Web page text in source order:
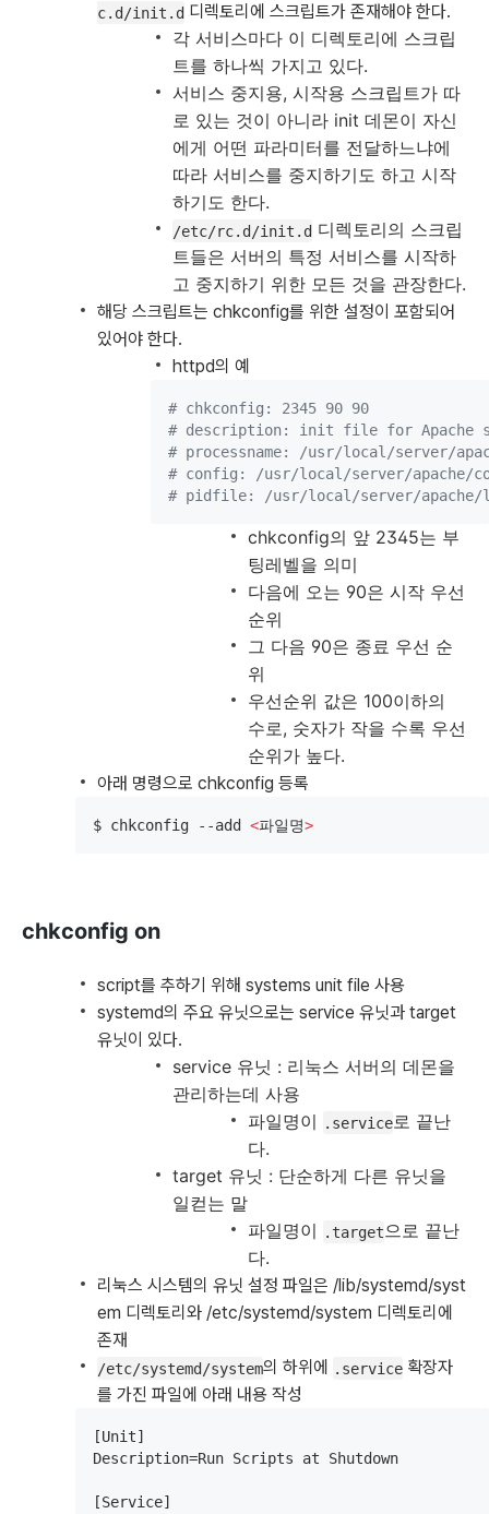
c.d/init.d 디렉토리에 스크립트가 존재해야 한다.
각 서비스마다 이 디렉토리에 스크립
트를 하나씩 가지고 있다.
서비스 중지용, 시작용 스크립트가 따
로 있는 것이 아니라 init 데몬이 자신
에게 어떤 파라미터를 전달하느냐에
따라 서비스를 중지하기도 하고 시작
하기도 한다.
/etc/rc.d/init.d 디렉토리의 스크립
트들은 서버의 특정 서비스를 시작하
고 중지하기 위한 모든 것을 관장한다.
해당 스크립트는 chkconfig를 위한 설정이 포함되어
있어야 한다.
httpd의 예
# chkconfig: 2345 90 90
# description: init file for Apache
# processname: /usr/local/server/
# config: /usr/local/server/apache/
# pidfile: /usr/local/server/apache/
chkconfig의 앞 2345는 부
팅레벨을 의미
다음에 오는 90은 시작 우선
순위
그 다음 90은 종료 우선 순
위
우선순위 값은 100이하의
수로, 숫자가 작을 수록 우선
순위가 높다.
아래 명령으로 chkconfig 등록
$ chkconfig --add <파일명>
chkconfig on
script를 추하기 위해 systems unit file 사용
systemd의 주요 유닛으로는 service 유닛과 target
유닛이 있다.
service 유닛 : 리눅스 서버의 데몬을
관리하는데 사용
파일명이
.service로 끝난
다.
target 유닛 : 단순하게 다른 유닛을
일컫는 말
파일명이
.target으로 끝난
다.
리눅스 시스템의 유닛 설정 파일은 /lib/systemd/syst
em 디렉토리와 /etc/systemd/system 디렉토리에
존재
/etc/systemd/system의 하위에 .service 확장자
를 가진 파일에 아래 내용 작성
[Unit]
Description=Run Scripts at Shutdown
[Service]